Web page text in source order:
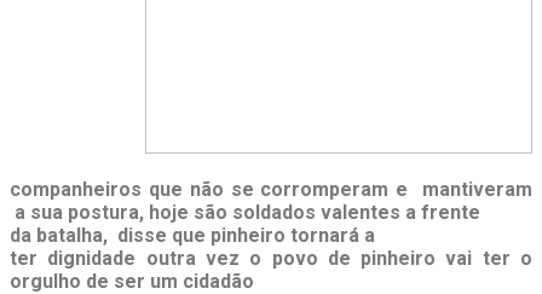
companheiros que não se corromperam e mantiveram
a sua postura, hoje são soldados valentes a frente
da batalha, disse que pinheiro tornará a
ter dignidade outra vez o povo de pinheiro vai ter o
orgulho de ser um cidadão